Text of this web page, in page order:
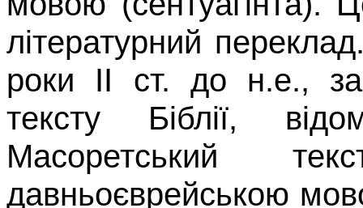
літературний
роки II
ст. до н.е.,
тексту Біблії,
Масоретський
давньоєврейською